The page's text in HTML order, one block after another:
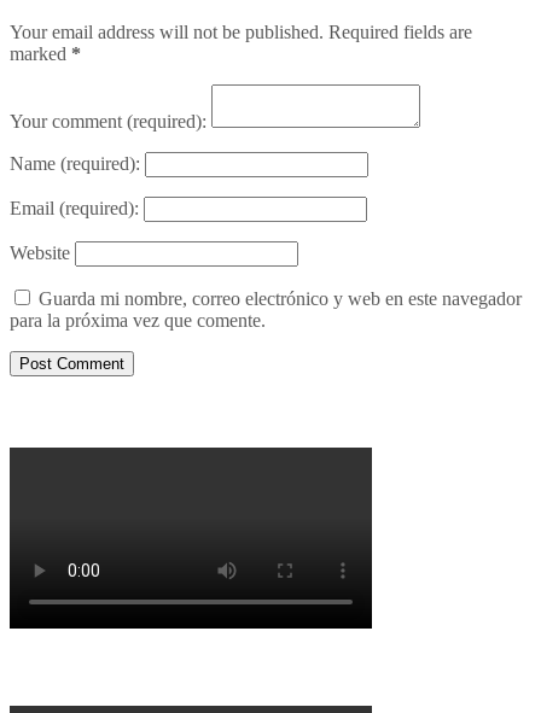
Your email address will not be published. Required fields are
marked *
Your comment (required):
Name (required):
Email (required):
Website
Guarda mi nombre, correo electrónico y web en este navegador
para la próxima vez que comente.